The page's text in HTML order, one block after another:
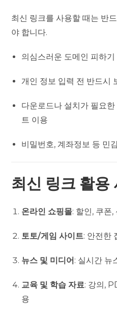
최신 링크를 사용할 때는 반
야 합니다.
의심스러운 도메인 피하기
개인 정보 입력 전 반드시
다운로드나 설치가 필요한
트 이용
비밀번호, 계좌정보 등 민
최신 링크 활용
온라인 쇼핑몰: 할인, 쿠폰
토토/게임 사이트: 안전한
뉴스 및 미디어 : 실시간 뉴
교육 및 학습 자료: 강의,
용